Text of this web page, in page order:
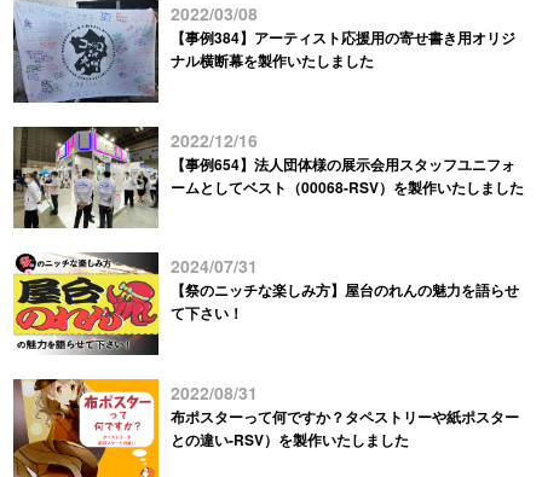
2022/03/08
【事例384】アーティスト応援用の寄せ書き用オリジ
ナル横断幕を製作いたしました
2022/12/16
【事例654】法人団体様の展示会用スタッフユニフォ
ームとしてベスト（00068-RSV）を製作いたしました
2024/07/31
【祭のニッチな楽しみ方】屋台のれんの魅力を語らせ
て下さい！
2022/08/31
布ポスターって何ですか？タペストリーや紙ポスター
との違い-RSV）を製作いたしました